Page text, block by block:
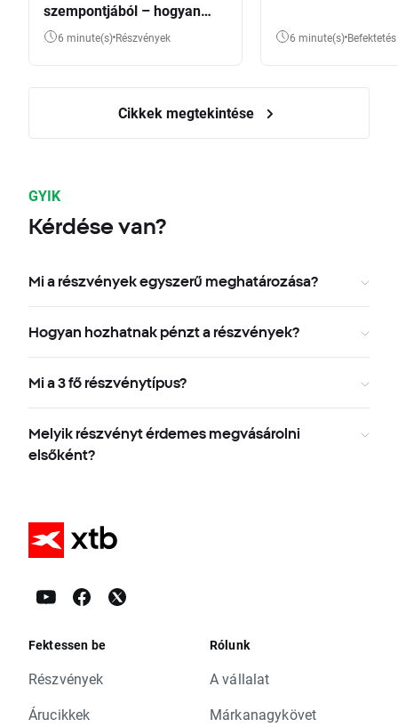
szempontjából – hogyan
válasszunk?
6 minute(s) Részvények 6 minute(s) Befektetés
Cikkek megtekintése
GYIK
Kérdése van?
Mi a részvények egyszerű meghatározása?
Hogyan hozhatnak pénzt a részvények?
Mi a 3 fő részvénytípus?
Melyik részvényt érdemes megvásárolni
elsőként?
Fektessen be
Részvények
Árucikkek
Rólunk
A vállalat
Márkanagykövet